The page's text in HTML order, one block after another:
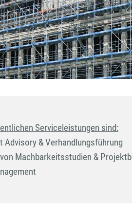
Serviceleistungen sind:
Advisory & Verhandlungsführung
Machbarkeitsstudien &